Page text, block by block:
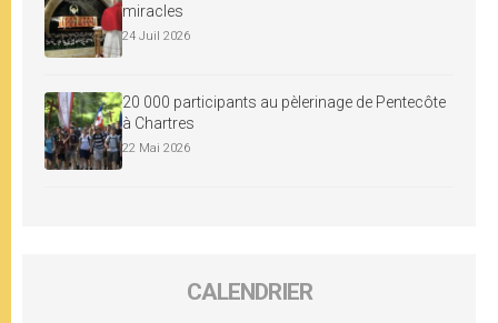
miracles
24 Juil 2026
20 000 participants au pèlerinage de Pentecôte
à Chartres
22 Mai 2026
CALENDRIER